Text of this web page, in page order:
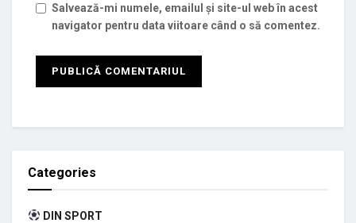
Salvează-mi numele, emailul și site-ul web în acest
navigator pentru data viitoare când o să comentez.
Categories
DIN SPORT